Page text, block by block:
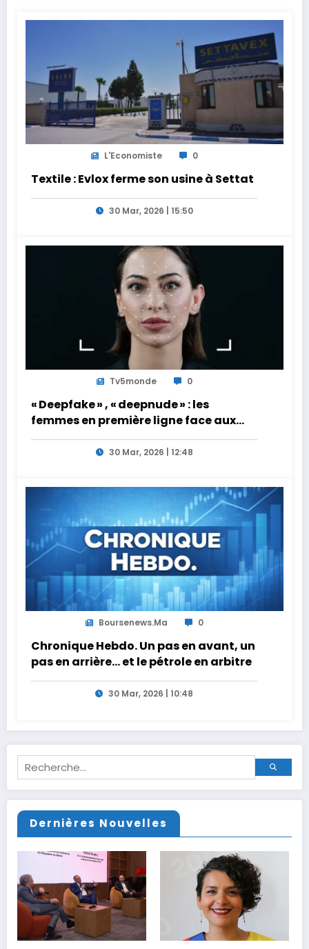
L'Economiste 0
Textile : Evlox ferme son usine à Settat
30 Mar, 2026 | 15:50
Tv5monde 0
« Deepfake » , « deepnude » : les
femmes en première ligne face aux
dangers de l’intelligence artificielle
30 Mar, 2026 | 12:48
Boursenews.ma 0
Chronique Hebdo. Un pas en avant, un
pas en arrière… et le pétrole en arbitre
30 Mar, 2026 | 10:48
Dernières Nouvelles